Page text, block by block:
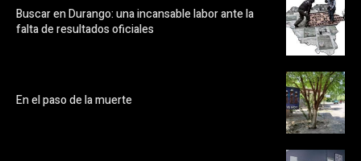
Buscar en Durango: una incansable labor ante la
falta de resultados oficiales
En el paso de la muerte